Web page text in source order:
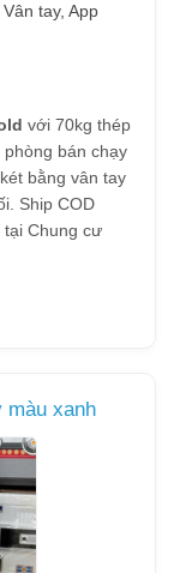
tay, App
với 70kg thép
bán chạy
bằng vân tay
Ship COD
Chung cư
màu xanh